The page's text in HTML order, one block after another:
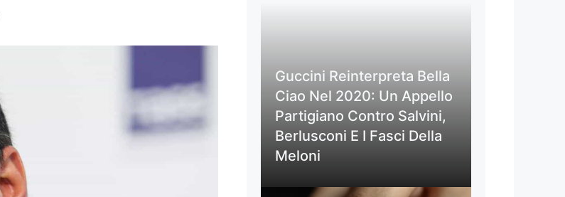
Guccini Reinterpreta Bella
Ciao Nel 2020: Un Appello
Partigiano Contro Salvini,
Berlusconi E I Fasci Della
Meloni